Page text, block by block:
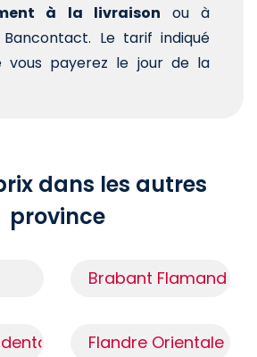
à la livraison ou à
Le tarif indiqué
vous payerez le jour de la
dans les autres
province
Brabant Flamand
Flandre Orientale